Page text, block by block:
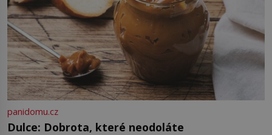
panidomu.cz
Dulce: Dobrota, které neodoláte